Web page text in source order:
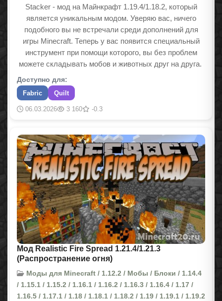
Stacker - мод на Майнкрафт 1.19.4/1.18.2, который
является уникальным модом. Уверяю вас, ничего
подобного вы не встречали среди дополнений для
игры Minecraft. Теперь у вас появится специальный
инструмент при помощи которого, вы без проблем
можете складывать мобов и животных друг на друга.
Доступно для:
Fabric Quilt
06.03.2026 3 160 -0.3
Мод Realistic Fire Spread 1.21.4/1.21.3
(Распространение огня)
Моды для Minecraft / 1.12.2 / Мобы / Блоки / 1.14.4
/ 1.15.1 / 1.15.2 / 1.16.1 / 1.16.2 / 1.16.3 / 1.16.4 / 1.17 /
1.16.5 / 1.17.1 / 1.18 / 1.18.1 / 1.18.2 / 1.19 / 1.19.1 / 1.19.2